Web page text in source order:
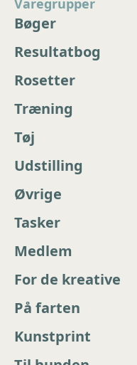
Varegrupper
Bøger
Resultatbog
Rosetter
Træning
Tøj
Udstilling
Øvrige
Tasker
Medlem
For de kreative
På farten
Kunstprint